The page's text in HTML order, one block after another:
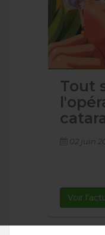
Tout
02 juin
Voir